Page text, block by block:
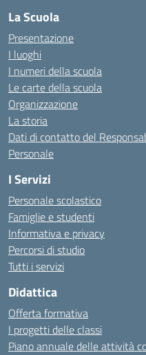
La Scuola
Presentazione
I luoghi
I numeri della scuola
Le carte della scuola
Organizzazione
La storia
Dati di contatto del
Personale
I Servizi
Personale scolastico
Famiglie e studenti
Informativa e privacy
Percorsi di studio
Tutti i servizi
Didattica
Offerta formativa
I progetti delle classi
Piano annuale delle attività